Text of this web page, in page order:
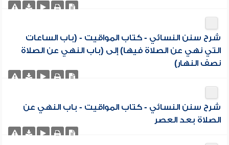
شرح سنن النسائي - كتاب المواقيت - (باب الساعات
التي نهي عن الصلاة فيها) إلى (باب النهي عن الصلاة
نصف النهار)
شرح سنن النسائي - كتاب المواقيت - باب النهي عن
الصلاة بعد العصر